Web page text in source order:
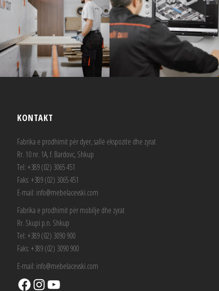
KONTAKT
Fabrika e prodhimit për dyer, sallë ekspozite dhe zyrat
Rr. 10 nr. 1А, f. Bardovc, Shkup
Tel: +389 (02) 3065 451
Faks: +389 (02) 3065 451
E-mail: info@mebelacevski.com
Fabrika e prodhimit për mobilje dhe zyrat
Rr. Skupi p.n. Shkup
Tel: +389 (02) 3090 900
Faks: +389 (02) 3090 900
E-mail: info@mebelacevski.com
Facebook
Instagram
YouTube